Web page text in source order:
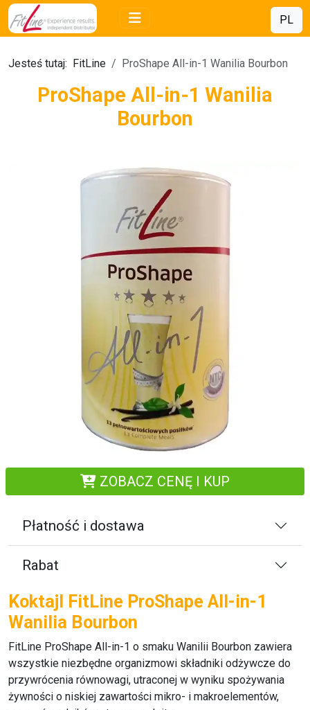
PL
Jesteś tutaj: FitLine ProShape All-in-1 Wanilia Bourbon
ProShape All-in-1 Wanilia
Bourbon
ZOBACZ CENĘ I KUP
Płatność i dostawa
Rabat
Koktajl FitLine ProShape All-in-1
Wanilia Bourbon
FitLine ProShape All-in-1 o smaku Wanilii Bourbon zawiera
wszystkie niezbędne organizmowi składniki odżywcze do
przywrócenia równowagi, utraconej w wyniku spożywania
żywności o niskiej zawartości mikro- i makroelementów,